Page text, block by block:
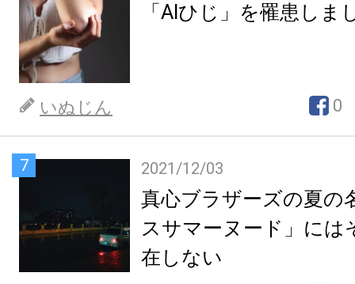
「AIひじ」を罹患しま
いぬじん 0
7 2021/12/03
真心ブラザーズの夏の
スサマーヌード」には
在しない